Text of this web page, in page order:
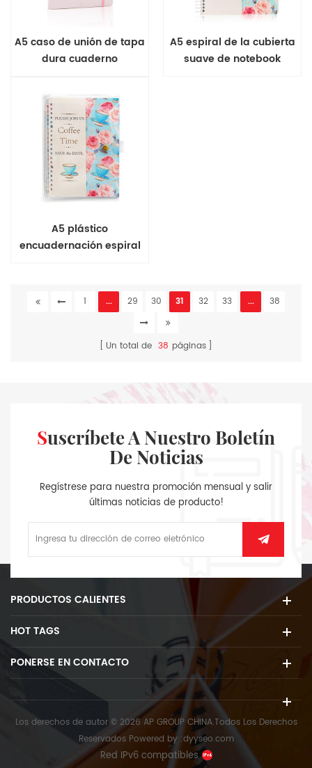
A5 caso de unión de tapa
dura cuaderno
A5 espiral de la cubierta
suave de notebook
A5 plástico
encuadernación espiral
1 ... 29 30 31 32 33 ... 38
Un total de 38 páginas
Suscríbete A Nuestro Boletín
De Noticias
Regístrese para nuestra promoción mensual y salir
últimas noticias de producto!
PRODUCTOS CALIENTES
HOT TAGS
PONERSE EN CONTACTO
Los derechos de autor © 2026 AP GROUP CHINA.Todos Los Derechos
Reservados Powered by :dyyseo.com
Red IPv6 compatibles